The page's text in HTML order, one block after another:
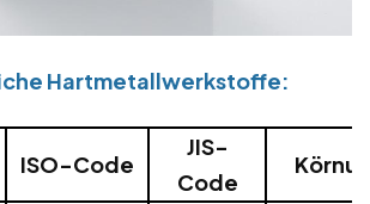
Hartmetallwerkstoffe:
ISO-Code
JIS-
Code